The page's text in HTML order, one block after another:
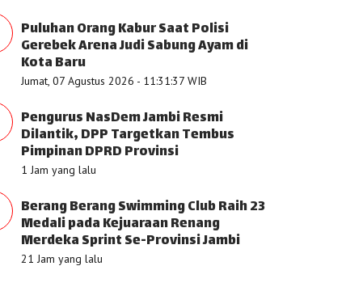
Puluhan Orang Kabur Saat Polisi
Gerebek Arena Judi Sabung Ayam di
Kota Baru
Jumat, 07 Agustus 2026 - 11:31:37 WIB
Pengurus NasDem Jambi Resmi
Dilantik, DPP Targetkan Tembus
Pimpinan DPRD Provinsi
1 Jam yang lalu
Berang Berang Swimming Club Raih 23
Medali pada Kejuaraan Renang
Merdeka Sprint Se-Provinsi Jambi
21 Jam yang lalu